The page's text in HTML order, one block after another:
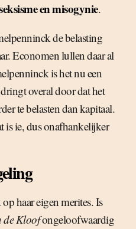
en misogynie.
de belasting
Economen lullen daar al
is het nu een
overal door dat het
te belasten dan kapitaal.
is ie, dus onafhankelijker
haar eigen merites. Is
de Kloofongeloofwaardig